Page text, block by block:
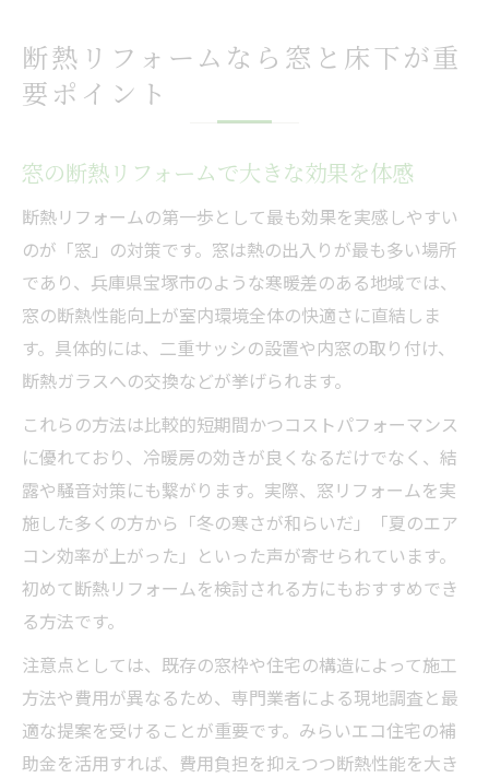
断熱リフォームなら窓と床下が重
要ポイント
窓の断熱リフォームで大きな効果を体感
断熱リフォームの第一歩として最も効果を実感しやすい
のが「窓」の対策です。窓は熱の出入りが最も多い場所
であり、兵庫県宝塚市のような寒暖差のある地域では、
窓の断熱性能向上が室内環境全体の快適さに直結しま
す。具体的には、二重サッシの設置や内窓の取り付け、
断熱ガラスへの交換などが挙げられます。
これらの方法は比較的短期間かつコストパフォーマンス
に優れており、冷暖房の効きが良くなるだけでなく、結
露や騒音対策にも繋がります。実際、窓リフォームを実
施した多くの方から「冬の寒さが和らいだ」「夏のエア
コン効率が上がった」といった声が寄せられています。
初めて断熱リフォームを検討される方にもおすすめでき
る方法です。
注意点としては、既存の窓枠や住宅の構造によって施工
方法や費用が異なるため、専門業者による現地調査と最
適な提案を受けることが重要です。みらいエコ住宅の補
助金を活用すれば、費用負担を抑えつつ断熱性能を大き